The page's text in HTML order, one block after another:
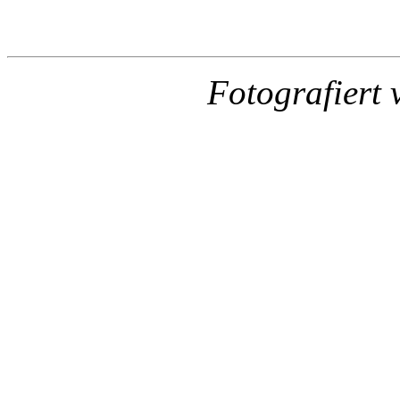
Fotografiert